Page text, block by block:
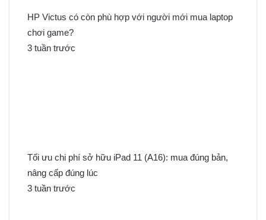
HP Victus có còn phù hợp với người mới mua laptop
chơi game?
3 tuần trước
Tối ưu chi phí sở hữu iPad 11 (A16): mua đúng bản,
nâng cấp đúng lúc
3 tuần trước